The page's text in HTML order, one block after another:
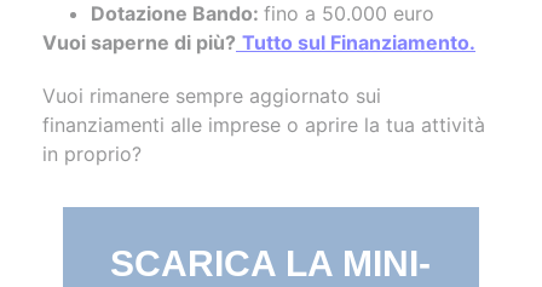
Dotazione Bando: fino a 50.000 euro
Vuoi saperne di più? Tutto sul Finanziamento.
Vuoi rimanere sempre aggiornato sui
finanziamenti alle imprese o aprire la tua attività
in proprio?